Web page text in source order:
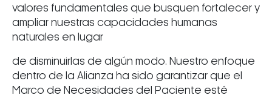
valores fundamentales que busquen fortalecer y
ampliar nuestras capacidades humanas
naturales en lugar
de disminuirlas de algún modo. Nuestro enfoque
dentro de la Alianza ha sido garantizar que el
Marco de Necesidades del Paciente esté